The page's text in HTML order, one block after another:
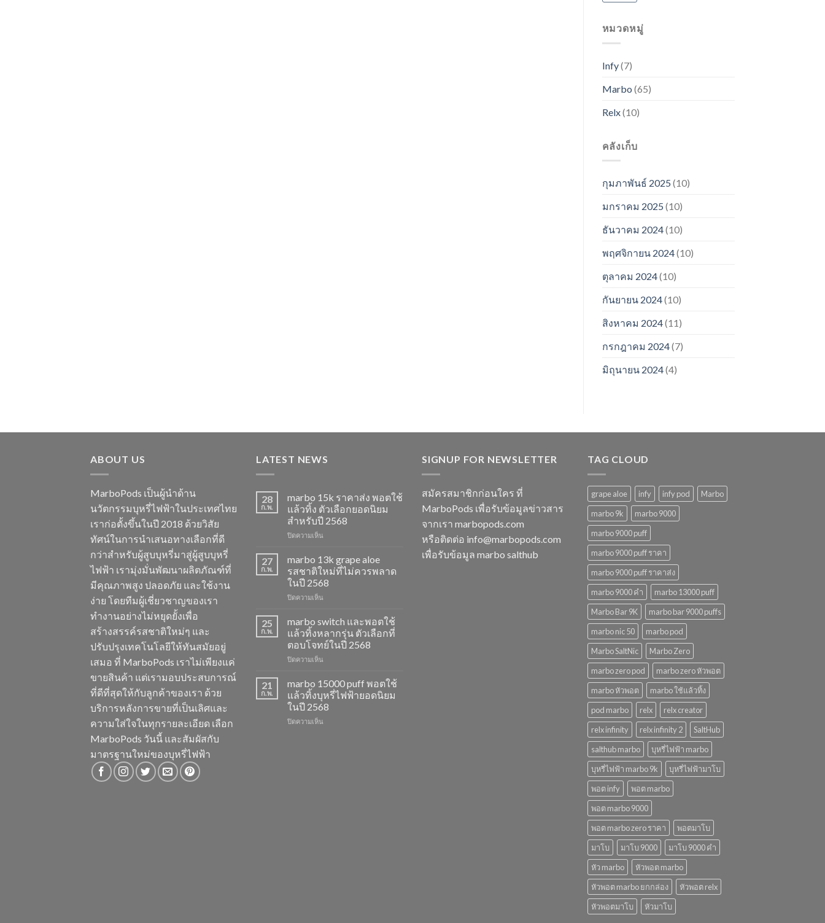
หมวดหมู่
Infy(7)
Marbo (65)
Relx(10)
คลังเก็บ
กุมภาพันธ์ 2025 (10)
มกราคม 2025 (10)
ธันวาคม 2024(10)
พฤศจิกายน 2024(10)
ตุลาคม 2024(10)
กันยายน 2024(10)
สิงหาคม 2024(11)
กรกฎาคม 2024(7)
มิถุนายน 2024(4)
ABOUT US
MarboPods เป็นผู้นำด้าน
นวัตกรรมบุหรี่ไฟฟ้าในประเทศไทย
เราก่อตั้งขึ้นในปี 2018 ด้วยวิสัย
ทัศน์ในการนำเสนอทางเลือกที่ดี
กว่าสำหรับผู้สูบบุหรี่มาสู่ผู้สูบบุหรี่
ไฟฟ้า เรามุ่งมั่นพัฒนาผลิตภัณฑ์ที่
มีคุณภาพสูง ปลอดภัย และใช้งาน
ง่าย โดยทีมผู้เชี่ยวชาญของเรา
ทำงานอย่างไม่หยุดยั้งเพื่อ
สร้างสรรค์รสชาติใหม่ๆ และ
ปรับปรุงเทคโนโลยีให้ทันสมัยอยู่
เสมอ ที่ MarboPods เราไม่เพียงแค่
ขายสินค้า แต่เรามอบประสบการณ์
ที่ดีที่สุดให้กับลูกค้าของเรา ด้วย
บริการหลังการขายที่เป็นเลิศและ
ความใส่ใจในทุกรายละเอียด เลือก
MarboPods วันนี้ และสัมผัสกับ
มาตรฐานใหม่ของบุหรี่ไฟฟ้า
LATEST NEWS
28
ก.พ.
marbo 15k ราคาส่ง พอตใช้
แล้วทิ้ง ตัวเลือกยอดนิยม
สำหรับปี 2568
ปิดความเห็น
15k
ราคา
ส่ง
พอต
ใช้
ทิ้ง
เลือก
ยอด
นิยม
ปี
2568
27
ก.พ.
marbo 13k grape aloe
รสชาติใหม่ที่ไม่ควรพลาด
ในปี 2568
ปิดความเห็น
13k
grape
aloe
รสชาติ
ใหม่
ไม่
ควร
พลาด
ในปี
2568
25
ก.พ.
marbo switch และพอตใช้
แล้วทิ้งหลากรุ่น ตัวเลือกที่
ตอบโจทย์ในปี 2568
ปิดความเห็น
switch
และ
พอต
ใช้
แล้ว
21
ก.พ.
marbo 15000 puff พอตใช้
แล้วทิ้งบุหรี่ไฟฟ้ายอดนิยม
ในปี 2568
ปิดความเห็น
SIGNUP FOR NEWSLETTER
สมัครสมาชิกก่อนใคร ที่
MarboPods เพื่อรับข้อมูลข่าวสาร
จากเรา marbopods.com
หรือติดต่อ info@marbopods.com
เพื่อรับข้อมูล marbo salthub
TAG CLOUD
grape aloe infy infy pod
Marbo
marbo 9k
marbo 9000
marbo 9000 puff
marbo 9000 puff ราคา
marbo 9000 puff ราคาส่ง
marbo 9000 คํา
marbo 13000 puff
Marbo Bar 9K
marbo bar 9000 puffs
marbo nic 50
marbo pod
Marbo SaltNic
Marbo Zero
marbo zero pod
marbo zero หัวพอต
marbo หัวพอต
marbo ใช้แล้วทิ้ง
pod marbo
relx
relx creator
relx infinity
relx infinity 2
SaltHub
salthub marbo
บุหรี่ไฟฟ้า marbo
บุหรี่ไฟฟ้า marbo 9k
บุหรี่ไฟฟ้ามาโบ
พอต infy
พอต marbo
พอต marbo 9000
พอต marbo zero ราคา
พอตมาโบ
มาโบ
มาโบ 9000
มาโบ 9000 คํา
หัว marbo
หัวพอต marbo
หัวพอต marbo ยกกล่อง
หัวพอต relx
หัวพอตมาโบ
หัวมาโบ